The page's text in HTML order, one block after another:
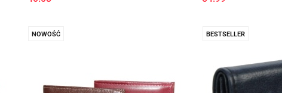
NOWOŚĆ BESTSELLER